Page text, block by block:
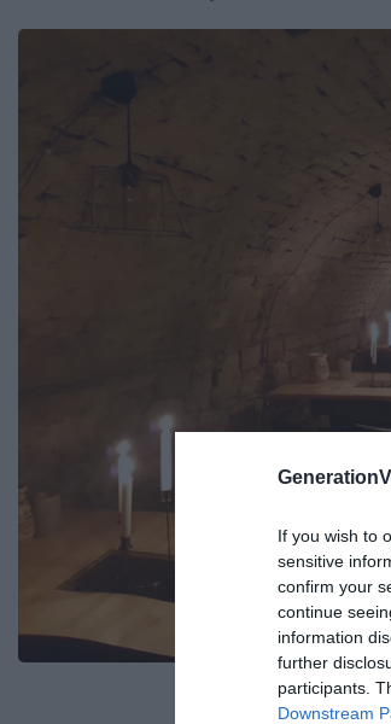
If you wish to
sensitive
confirm your
continue
information
further
participants.
Downstream